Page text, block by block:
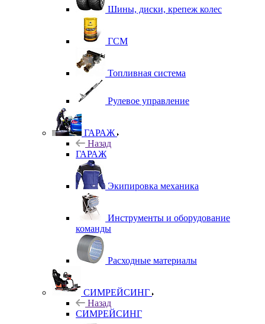
Шины, диски, крепеж колес
ГСМ
Топливная система
Рулевое управление
ГАРАЖ
Назад
ГАРАЖ
Экипировка механика
Инструменты и оборудование
команды
Расходные материалы
СИМРЕЙСИНГ
Назад
СИМРЕЙСИНГ